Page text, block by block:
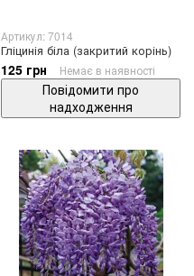
Артикул: 7014
Гліцинія біла (закритий корінь)
125 грн Немає в наявності
Повідомити про
надходження